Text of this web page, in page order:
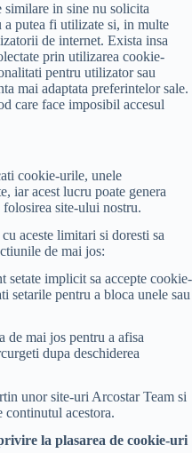
in sine nu solicita
a putea fi utilizate si, in multe
de internet. Exista insa
prin utilizarea cookie-
pentru utilizator sau
mai adaptata preferintelor sale.
care face imposibil accesul
urile, unele
iar acest lucru poate genera
site-ului nostru.
limitari si doresti sa
de mai jos:
implicit sa accepte cookie-
setarile pentru a bloca unele sau
mai jos pentru a afisa
dupa deschiderea
site-uri Arcostar Team si
continutul acestora.
la plasarea de cookie-uri